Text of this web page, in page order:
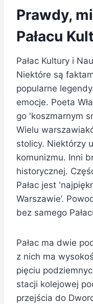
Prawdy,
Pałacu
Pałac Kultury i
Niektóre są
popularne
emocje. Poeta
go 'koszmarnym
Wielu
stolicy. Niektórzy
komunizmu. Inni
historycznej.
Pałac jest
Warszawie’.
bez samego
Pałac ma dwie
z nich ma
pięciu
stacji kolejowej
przejścia do